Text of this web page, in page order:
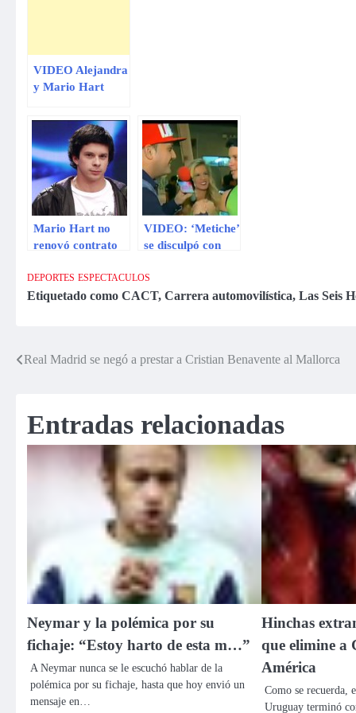
VIDEO Alejandra
y Mario Hart
sociales por
próximo ingreso a
EEG
Mario Hart no
renovó contrato
“Ya cumplí mi
ciclo”
VIDEO: ‘Metiche’
se disculpó con
Baigorria y
Mario Hart
DEPORTES ESPECTACULOS
Etiquetado como CACT, Carrera automovilística, Las Seis
Navegación
entradas
Real Madrid se negó a prestar a Cristian Benavente al Mallorca
Entradas relacionadas
Neymar y la polémica por su
fichaje: “Estoy harto de esta m…”
A Neymar nunca se le escuchó hablar de la
polémica por su fichaje, hasta que hoy envió un
mensaje en…
Hinchas
que elimine a
América
Como se recuerda,
Uruguay terminó